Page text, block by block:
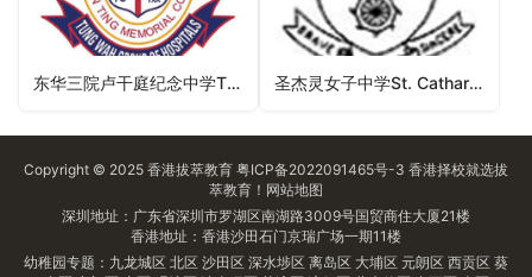
东华三院卢干庭纪念中学TWGHs Lo Kon Ting Memorial College（元朗区中学） 圣杰灵女子中学St. Catharine’s School For Girls（观塘区中学）
Copyright © 2025 香港拔萃教育 粤ICP备2022091465号-3 香港择校就选拔
萃教育！ 网站地图
深圳地址：广东省深圳市罗湖区南湖路3009号国贸商住大厦21楼
香港地址：香港沙田石门京瑞广场一期11楼
幼稚园专题： 九龙城区 北区 沙田区 深水埗区 离岛区 大埔区 元朗区 西贡区 葵